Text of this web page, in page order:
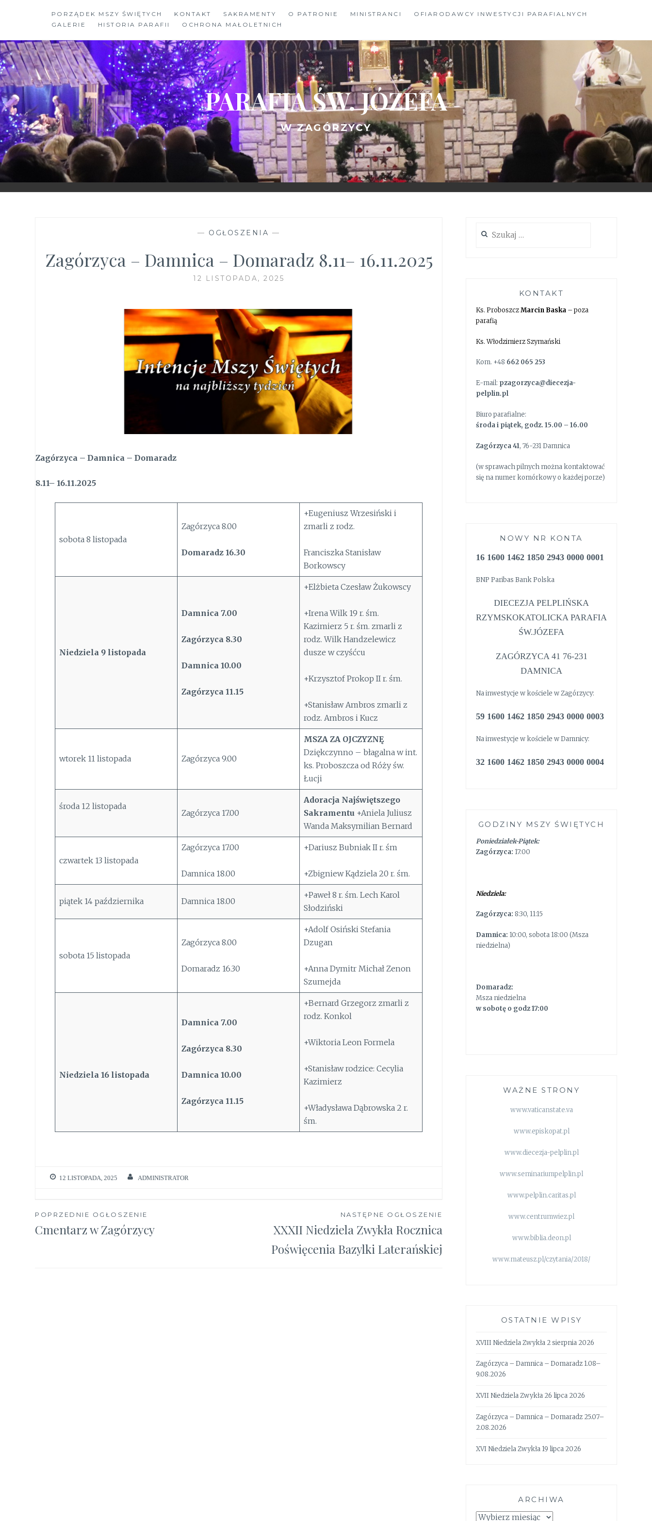
PORZĄDEK MSZY ŚWIĘTYCH KONTAKT SAKRAMENTY O PATRONIE MINISTRANCI
OFIARODAWCY INWESTYCJI PARAFIALNYCH
GALERIE
HISTORIA PARAFII OCHRONA MAŁOLETNICH
PARAFIA ŚW. JÓZEFA
W ZAGÓRZYCY
— OGŁOSZENIA —
Zagórzyca – Damnica – Domaradz 8.11– 16.11.2025
12 LISTOPADA, 2025
Zagórzyca – Damnica – Domaradz
8.11– 16.11.2025
sobota 8 listopada
Zagórzyca 8.00
Domaradz 16.30
+Eugeniusz Wrzesiński i
zmarli z rodz.
Franciszka Stanisław
Borkowscy
Niedziela 9 listopada
Damnica 7.00
Zagórzyca 8.30
Damnica 10.00
Zagórzyca 11.15
+Elżbieta Czesław Żukowscy
+Irena Wilk 19 r. śm.
Kazimierz 5 r. śm. zmarli z
rodz. Wilk Handzelewicz
dusze w czyśćcu
+Krzysztof Prokop II r. śm.
+Stanisław Ambros zmarli z
rodz. Ambros i Kucz
wtorek 11 listopada Zagórzyca 9.00
MSZA ZA OJCZYZNĘ
Dziękczynno – błagalna w int.
ks. Proboszcza od Róży św.
Łucji
środa 12 listopada
Zagórzyca 17.00
Adoracja Najświętszego
Sakramentu +Aniela Juliusz
Wanda Maksymilian Bernard
czwartek 13 listopada
Zagórzyca 17.00
Damnica 18.00
+Dariusz Bubniak II r. śm
+Zbigniew Kądziela 20 r. śm.
piątek 14 października Damnica 18.00
+Paweł 8 r. śm. Lech Karol
Słodziński
sobota 15 listopada
Zagórzyca 8.00
Domaradz 16.30
+Adolf Osiński Stefania
Dzugan
+Anna Dymitr Michał Zenon
Szumejda
Niedziela 16 listopada
Damnica 7.00
Zagórzyca 8.30
Damnica 10.00
Zagórzyca 11.15
+Bernard Grzegorz zmarli z
rodz. Konkol
+Wiktoria Leon Formela
+Stanisław rodzice: Cecylia
Kazimierz
+Władysława Dąbrowska 2 r.
śm.
12 LISTOPADA, 2025 ADMINISTRATOR
Nawigacja
POPRZEDNIE OGŁOSZENIE
Cmentarz w Zagórzycy
NASTĘPNE OGŁOSZENIE
XXXII Niedziela Zwykła Rocznica
Poświęcenia Bazylki Laterańskiej
KONTAKT
Ks. ProboszczMarcin Baska – poza
parafią
Ks. Włodzimierz Szymański
Kom. +48 662 065 253
E-mail: pzagorzyca@diecezja-
pelplin.pl
Biuro parafialne:
środa i piątek, godz. 15.00 – 16.00
Zagórzyca 41, 76-231 Damnica
(w sprawach pilnych można kontaktować
się na numer komórkowy o każdej porze)
NOWY NR KONTA
16 1600 1462 1850 2943 0000 0001
BNP Paribas Bank Polska
DIECEZJA PELPLIŃSKA
RZYMSKOKATOLICKA PARAFIA
ŚW.JÓZEFA
ZAGÓRZYCA 41 76-231
DAMNICA
Na inwestycje w kościele w Zagórzycy:
59 1600 1462 1850 2943 0000 0003
Na inwestycje w kościele w Damnicy:
32 1600 1462 1850 2943 0000 0004
GODZINY MSZY ŚWIĘTYCH
Poniedziałek-Piątek:
Zagórzyca: 17:00
Niedziela:
Zagórzyca: 8:30, 11:15
Damnica: 10:00, sobota 18:00 (Msza
niedzielna)
Domaradz:
Msza niedzielna
w sobotę o godz 17:00
WAŻNE STRONY
www.vaticanstate.va
www.episkopat.pl
www.diecezja-pelplin.pl
www.seminariumpelplin.pl
www.pelplin.caritas.pl
www.centrumwiez.pl
www.biblia.deon.pl
www.mateusz.pl/czytania/2018/
OSTATNIE WPISY
XVIII Niedziela Zwykła 2 sierpnia 2026
Zagórzyca – Damnica – Domaradz 1.08–
9.08.2026
XVII Niedziela Zwykła 26 lipca 2026
Zagórzyca – Damnica – Domaradz 25.07–
2.08.2026
XVI Niedziela Zwykła 19 lipca 2026
ARCHIWA
Archiwa